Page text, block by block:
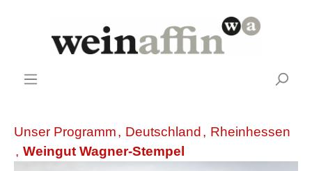
Unser Programm, Deutschland , Rheinhessen
, Weingut Wagner-Stempel